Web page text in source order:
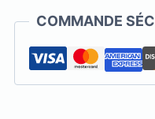
COMMANDE